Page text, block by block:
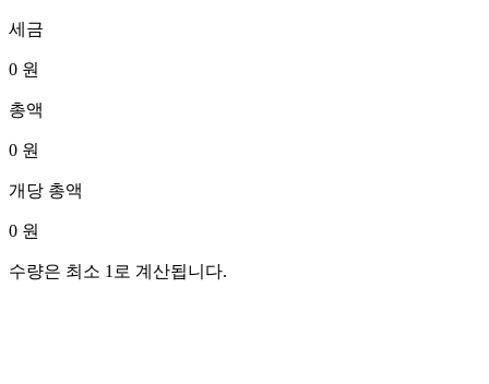
세금
0 원
총액
0 원
개당 총액
0 원
수량은 최소 1로 계산됩니다.